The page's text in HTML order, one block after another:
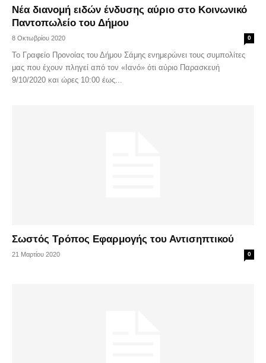
Νέα διανομή ειδών ένδυσης αύριο στο Κοινωνικό
Παντοπωλείο του Δήμου
8 Οκτωβρίου 2020 0
Το Γραφείο Προνοίας του Δήμου Σάμης ενημερώνει τους συμπολίτες
μας που έχουν πληγεί από τον «Ιανό» ότι αύριο Παρασκευή
9/10/2020 και ώρες 10:00 έως...
Σωστός Τρόπος Εφαρμογής του Αντισηπτικού
21 Μαρτίου 2020 0